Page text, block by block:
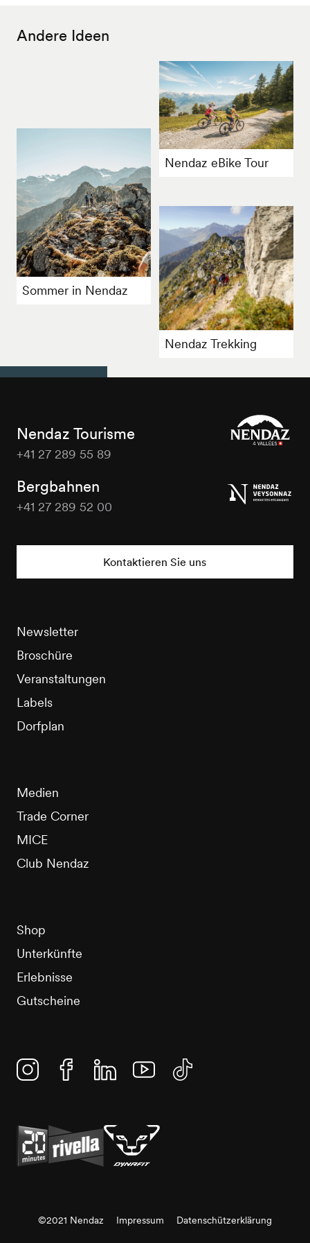
Andere Ideen
Nendaz eBike Tour
Sommer in Nendaz
Nendaz Trekking
Nendaz Tourisme
+41 27 289 55 89
Bergbahnen
+41 27 289 52 00
Kontaktieren Sie uns
Newsletter
Broschüre
Veranstaltungen
Labels
Dorfplan
Medien
Trade Corner
MICE
Club Nendaz
Shop
Unterkünfte
Erlebnisse
Gutscheine
©2021 Nendaz Impressum Datenschützerklärung